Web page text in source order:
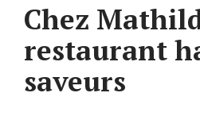
Chez
restaurant
saveurs